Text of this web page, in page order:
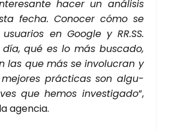
hacer un aná­li­sis
fecha. Cono­cer cómo se
en Goo­gle y RR.SS.
qué es lo más bus­ca­do,
las que más se invo­lu­cran y
prác­ti­cas son algu­
que hemos inves­ti­ga­do”,
agen­cia.